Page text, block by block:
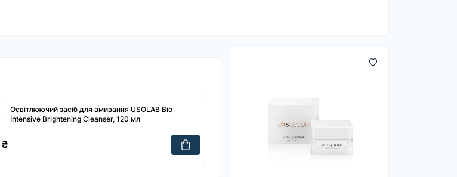
Освітлюючий засіб для вмивання USOLAB Bio
Intensive Brightening Cleanser, 120 мл